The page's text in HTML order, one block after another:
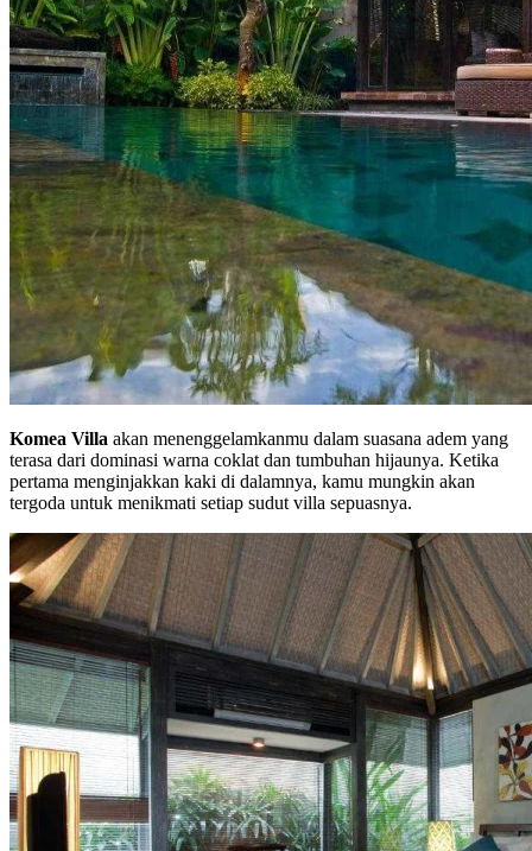
Komea Villa akan menenggelamkanmu dalam suasana adem yang
terasa dari dominasi warna coklat dan tumbuhan hijaunya. Ketika
pertama menginjakkan kaki di dalamnya, kamu mungkin akan
tergoda untuk menikmati setiap sudut villa sepuasnya.